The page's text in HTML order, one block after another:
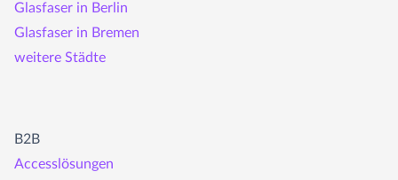
Glasfaser in Berlin
Glasfaser in Bremen
weitere Städte
B2B
Accesslösungen